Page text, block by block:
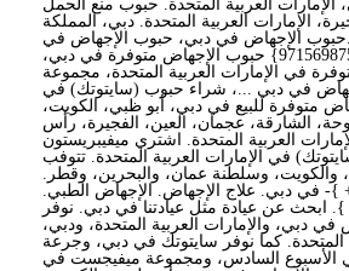
الإمارات العربية المتحدة. حبوب منع الحمل
الإمارات العربية المتحدة. دبي، المملكة
الإجهاض في دبي، حبوب الإجهاض في
الشارقة، {+971569875040} حبوب الإجهاض متوفرة في دبي،
في الإمارات العربية المتحدة، مجموعة
في دبي ...، شراء حبوب (سايتوتك) في
متوفرة للبيع في دبي، أبو ظبي، الكويت،
الشارقة، عجمان، العين، الفجيرة، رأس
العربية المتحدة. اشتري ميفيبريستون
في الإمارات العربية المتحدة. تتوفب
والكويت، وسلطنة عمان، والبحرين، وقطر.
}- في دبي. علاج الإجهاض. الإجهاض الطبي.
ابحث عن عيادة مثل عيادتنا في دبي. نوفر
دبي، والإمارات العربية المتحدة، ودبي،
المتحدة. كما نوفر سايتوتك في دبي، وجرعة
الأسبوع السادس، ومجموعة ميفيجست في